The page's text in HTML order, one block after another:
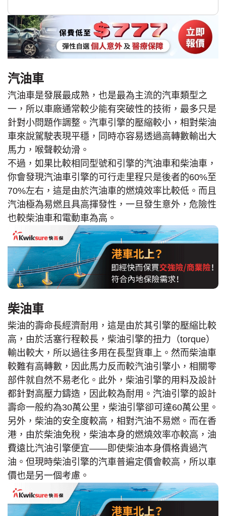
汽油車
汽油車是發展最成熟，也是最為主流的汽車類型之
一，所以車廠通常較少能有突破性的技術，最多只是
針對小問題作調整。汽車引擎的壓縮較小，相對柴油
車來說駕駛表現平穩，同時亦容易透過高轉數輸出大
馬力，喉聲較幼滑。
不過，如果比較相同型號和引擎的汽油車和柴油車，
你會發現汽油車引擎的可行走里程只是後者的60%至
70%左右，這是由於汽油車的燃燒效率比較低。而且
汽油極為易燃且具高揮發性，一旦發生意外，危險性
也較柴油車和電動車為高。
柴油車
柴油的壽命長經濟耐用，這是由於其引擎的壓縮比較
高，由於活塞行程較長，柴油引擎的扭力（torque）
輸出較大，所以過往多用在長型貨車上。然而柴油車
較難有高轉數，因此馬力反而較汽油引擎小，相關零
部件就自然不易老化。此外，柴油引擎的用料及設計
都針對高壓力鑄造，因此較為耐用。汽油引擎的設計
壽命一般約為30萬公里，柴油引擎卻可達60萬公里。
另外，柴油的安全度較高，相對汽油不易燃。而在香
港，由於柴油免稅，柴油本身的燃燒效率亦較高，油
費遠比汽油引擎便宜——即使柴油本身價格貴過汽
油。但現時柴油引擎的汽車普遍定價會較高，所以車
價也是另一個考慮。